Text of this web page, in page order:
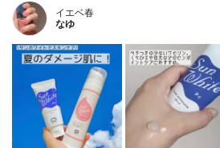
イエベ春
なゆ